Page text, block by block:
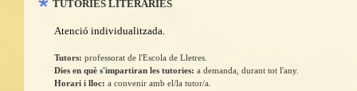
TUTORIES LITERÀRIES
Atenció individualitzada.
Tutors: professorat de l'Escola de Lletres
Dies en què s'impartiran les tutories: a demanda, durant tot l'any.
Horari i lloc: a convenir amb el/la tutor/a.